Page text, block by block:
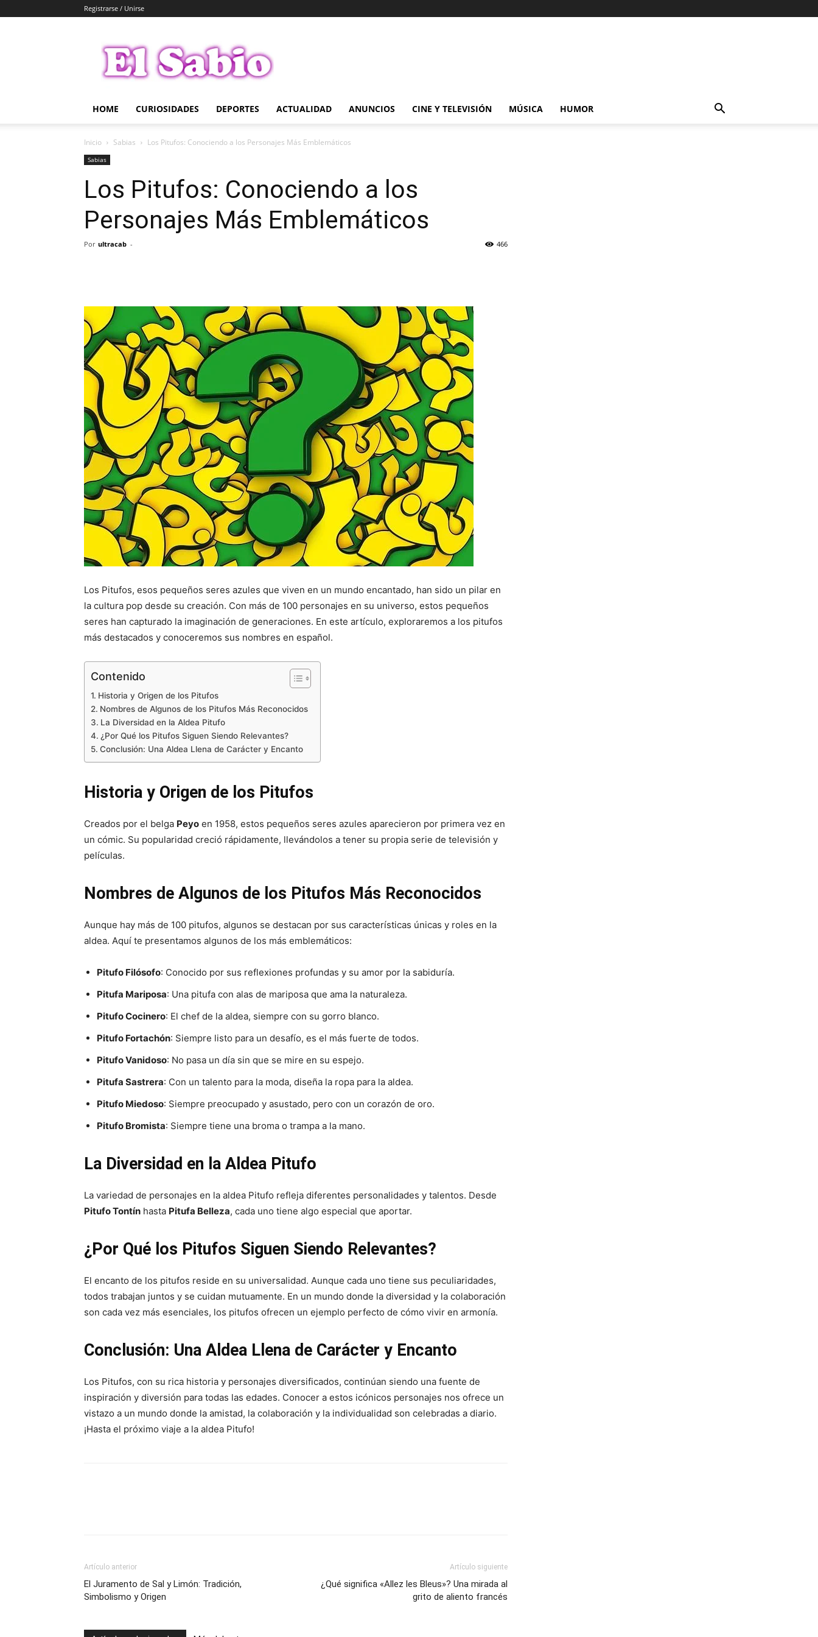
Registrarse / Unirse
Sabio
HOME CURIOSIDADES DEPORTES ACTUALIDAD ANUNCIOS CINE Y TELEVISIÓN MÚSICA HUMOR
Inicio Sabias Los Pitufos: Conociendo a los Personajes Más Emblemáticos
Sabias
Los Pitufos: Conociendo a los
Personajes Más Emblemáticos
Por ultracab - 466
Los Pitufos, esos pequeños seres azules que viven en un mundo encantado, han sido un pilar en
la cultura pop desde su creación. Con más de 100 personajes en su universo, estos pequeños
seres han capturado la imaginación de generaciones. En este artículo, exploraremos a los pitufos
más destacados y conoceremos sus nombres en español.
Contenido
Historia y Origen de los Pitufos
Nombres de Algunos de los Pitufos Más Reconocidos
La Diversidad en la Aldea Pitufo
¿Por Qué los Pitufos Siguen Siendo Relevantes?
Conclusión: Una Aldea Llena de Carácter y Encanto
Historia y Origen de los Pitufos
Creados por el belga Peyo en 1958, estos pequeños seres azules aparecieron por primera vez en
un cómic. Su popularidad creció rápidamente, llevándolos a tener su propia serie de televisión y
películas.
Nombres de Algunos de los Pitufos Más Reconocidos
Aunque hay más de 100 pitufos, algunos se destacan por sus características únicas y roles en la
aldea. Aquí te presentamos algunos de los más emblemáticos:
Pitufo Filósofo: Conocido por sus reflexiones profundas y su amor por la sabiduría.
Pitufa Mariposa: Una pitufa con alas de mariposa que ama la naturaleza.
Pitufo Cocinero: El chef de la aldea, siempre con su gorro blanco.
Pitufo Fortachón: Siempre listo para un desafío, es el más fuerte de todos.
Pitufo Vanidoso: No pasa un día sin que se mire en su espejo.
Pitufa Sastrera: Con un talento para la moda, diseña la ropa para la aldea.
Pitufo Miedoso: Siempre preocupado y asustado, pero con un corazón de oro.
Pitufo Bromista: Siempre tiene una broma o trampa a la mano.
La Diversidad en la Aldea Pitufo
La variedad de personajes en la aldea Pitufo refleja diferentes personalidades y talentos. Desde
Pitufo Tontín hasta Pitufa Belleza, cada uno tiene algo especial que aportar.
¿Por Qué los Pitufos Siguen Siendo Relevantes?
El encanto de los pitufos reside en su universalidad. Aunque cada uno tiene sus peculiaridades,
todos trabajan juntos y se cuidan mutuamente. En un mundo donde la diversidad y la colaboración
son cada vez más esenciales, los pitufos ofrecen un ejemplo perfecto de cómo vivir en armonía.
Conclusión: Una Aldea Llena de Carácter y Encanto
Los Pitufos, con su rica historia y personajes diversificados, continúan siendo una fuente de
inspiración y diversión para todas las edades. Conocer a estos icónicos personajes nos ofrece un
vistazo a un mundo donde la amistad, la colaboración y la individualidad son celebradas a diario.
¡Hasta el próximo viaje a la aldea Pitufo!
Artículo anterior
El Juramento de Sal y Limón: Tradición,
Simbolismo y Origen
Artículo siguiente
¿Qué significa «Allez les Bleus»? Una mirada al
grito de aliento francés